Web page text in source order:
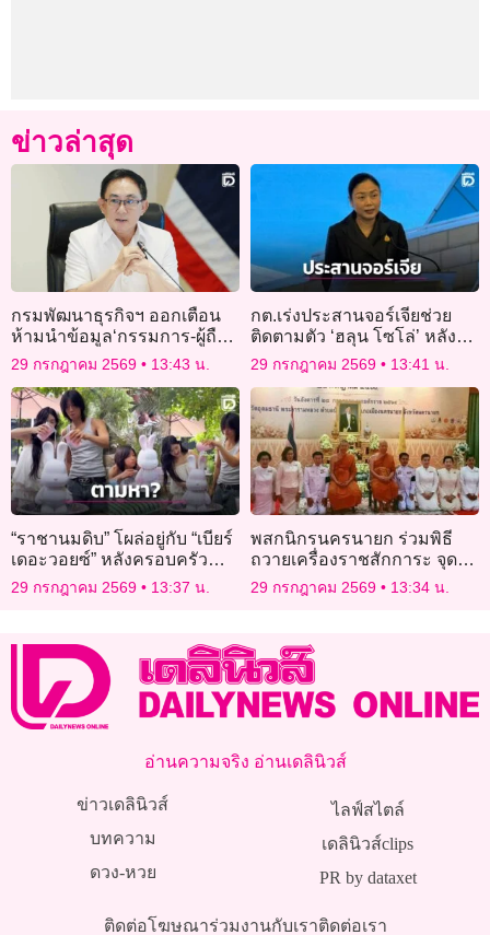
ข่าวล่าสุด
กรมพัฒนาธุรกิจฯ ออกเตือน
ห้ามนำข้อมูล‘กรรมการ-ผู้ถือ
หุ้น’ ไปเผยแพร่เชิงธุรกิจ
29 กรกฎาคม 2569 13:43 น.
กต.เร่งประสานจอร์เจียช่วย
ติดตามตัว ‘ฮลุน โซโล่’ หลัง
ขาดการติดต่อนานกว่า 2
สัปดาห์
29 กรกฎาคม 2569 13:41 น.
“ราชานมดิบ” โผล่อยู่กับ “เบียร์
เดอะวอยซ์” หลังครอบครัว
ตามหา แฟนๆแซะแรงหวาน
แบบฝืนสุดๆ
29 กรกฎาคม 2569 13:37 น.
พสกนิกรนครนายก ร่วมพิธี
ถวายเครื่องราชสักการะ จุด
เทียนถวายพระพรชัยมงคล
เนื่องในโอกาสวันเฉลิม
สมเด็จพระเจ้าอยู่หัว
29 กรกฎาคม 2569 13:34 น.
อ่านความจริง อ่านเดลินิวส์
ข่าวเดลินิวส์
บทความ
ดวง-หวย
ไลฟ์สไตล์
เดลินิวส์clips
PR by dataxet
ติดต่อโฆษณาร่วมงานกับเราติดต่อเรา